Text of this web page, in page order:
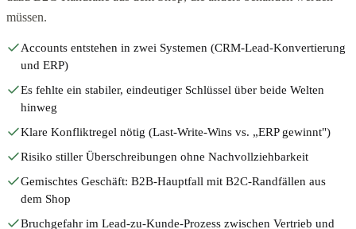
müssen.
Accounts entstehen in zwei Systemen (CRM-Lead-Konvertierung
und ERP)
Es fehlte ein stabiler, eindeutiger Schlüssel über beide Welten
hinweg
Klare Konfliktregel nötig (Last-Write-Wins vs. „ERP gewinnt")
Risiko stiller Überschreibungen ohne Nachvollziehbarkeit
Gemischtes Geschäft: B2B-Hauptfall mit B2C-Randfällen aus
dem Shop
Bruchgefahr im Lead-zu-Kunde-Prozess zwischen Vertrieb und